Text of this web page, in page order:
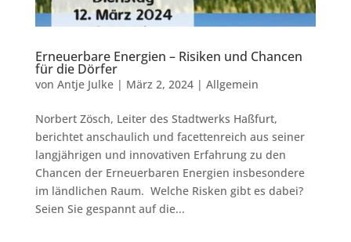
Erneuerbare Energien – Risiken und Chancen
für die Dörfer
von Antje Julke| März 2, 2024| Allgemein
Norbert Zösch, Leiter des Stadtwerks Haßfurt,
berichtet anschaulich und facettenreich aus seiner
langjährigen und innovativen Erfahrung zu den
Chancen der Erneuerbaren Energien insbesondere
im ländlichen Raum. Welche Risken gibt es dabei?
Seien Sie gespannt auf die...